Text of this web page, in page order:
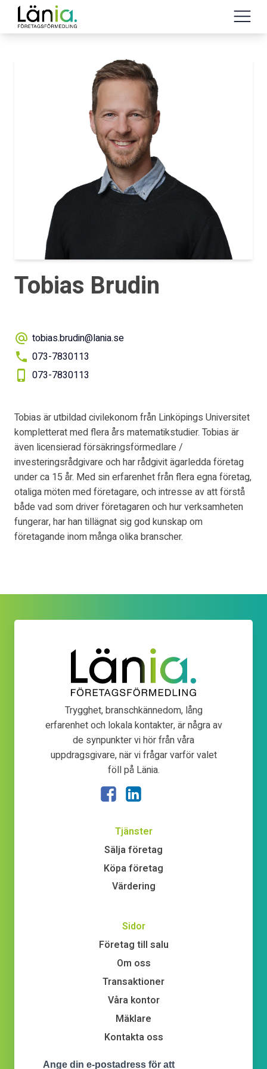
Tobias Brudin
tobias.brudin@lania.se
073-7830113
073-7830113
Tobias är utbildad civilekonom från Linköpings Universitet
kompletterat med flera års matematikstudier. Tobias är
även licensierad försäkringsförmedlare /
investeringsrådgivare och har rådgivit ägarledda företag
under ca 15 år. Med sin erfarenhet från flera egna företag,
otaliga möten med företagare, och intresse av att förstå
både vad som driver företagaren och hur verksamheten
fungerar, har han tillägnat sig god kunskap om
företagande inom många olika branscher.
Trygghet, branschkännedom, lång
erfarenhet och lokala kontakter, är några av
de synpunkter vi hör från våra
uppdragsgivare, när vi frågar varför valet
föll på Länia.
Tjänster
Sälja företag
Köpa företag
Värdering
Sidor
Företag till salu
Om oss
Transaktioner
Våra kontor
Mäklare
Kontakta oss
Ange din e-postadress för att